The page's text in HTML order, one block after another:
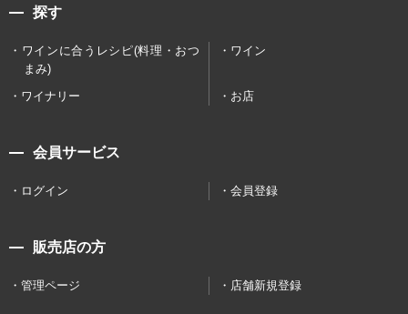
探す
ワインに合うレシピ(料理・おつ
まみ)
ワイン
ワイナリー お店
会員サービス
ログイン 会員登録
販売店の方
管理ページ 店舗新規登録